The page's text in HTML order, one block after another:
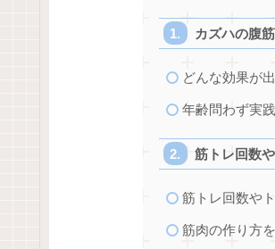
カズハの腹
どんな効果が
年齢問わず実
筋トレ回数
筋トレ回数や
筋肉の作り方